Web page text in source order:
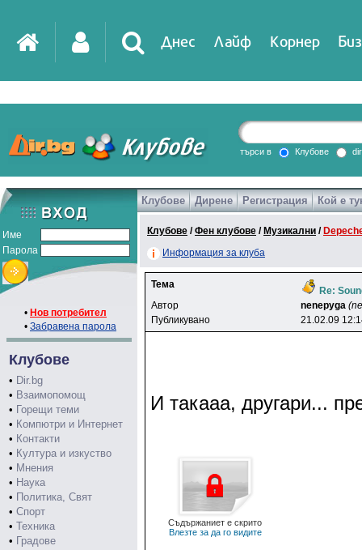
Днес Лайф Корнер
DirTV Impressio
Games
търси в Клубове
Име
Парола
• Нов потребител
• Забравена парола
Клубове
• Dir.bg
• Взаимопомощ
• Горещи теми
• Компютри и Интернет
• Контакти
• Култура и изкуство
• Мнения
• Наука
• Политика, Свят
• Спорт
• Техника
• Градове
Клубове Дирене Регистрация Кой е
Клубове /Фен клубове / Музикални /
Информация за клуба
Тема
Re:
Автор
nenepyga
Публикувано
21.02.09
И такааа, другари...
Съдържаниет е скрито
Влезте за да го видите